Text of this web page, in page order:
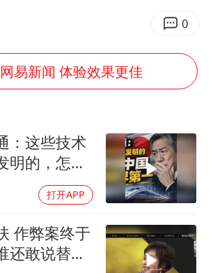
白海豚路径图
56岁刘奕君跟13岁女儿合跳
大疆错失宇树
从科技创新看开局起步的时与势
0
易新闻 体验效果更佳
：这些技术
明的，怎么
了世界第一
打开APP
作弊案终于
还敢说替罪